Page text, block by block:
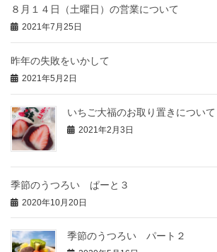
８月１４日（土曜日）の営業について
2021年7月25日
昨年の失敗をいかして
2021年5月2日
いちご大福のお取り置きについて
2021年2月3日
季節のうつろい ぱーと３
2020年10月20日
季節のうつろい パート２